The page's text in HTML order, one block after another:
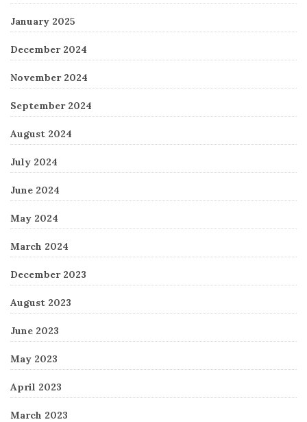
January 2025
December 2024
November 2024
September 2024
August 2024
July 2024
June 2024
May 2024
March 2024
December 2023
August 2023
June 2023
May 2023
April 2023
March 2023